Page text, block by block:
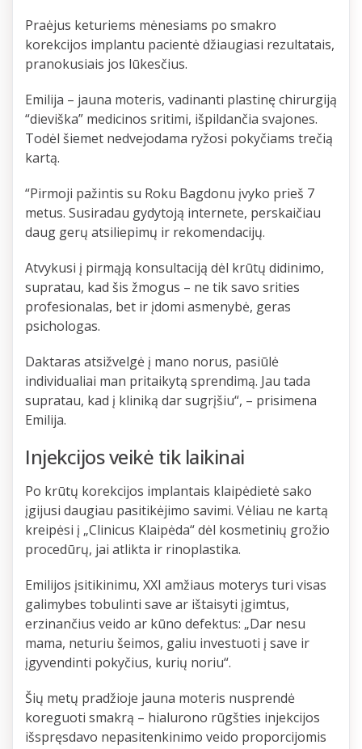
Praėjus keturiems mėnesiams po smakro
korekcijos implantu pacientė džiaugiasi rezultatais,
pranokusiais jos lūkesčius.
Emilija – jauna moteris, vadinanti plastinę chirurgiją
“dieviška” medicinos sritimi, išpildančia svajones.
Todėl šiemet nedvejodama ryžosi pokyčiams trečią
kartą.
“Pirmoji pažintis su Roku Bagdonu įvyko prieš 7
metus. Susiradau gydytoją internete, perskaičiau
daug gerų atsiliepimų ir rekomendacijų.
Atvykusi į pirmąją konsultaciją dėl krūtų didinimo,
supratau, kad šis žmogus – ne tik savo srities
profesionalas, bet ir įdomi asmenybė, geras
psichologas.
Daktaras atsižvelgė į mano norus, pasiūlė
individualiai man pritaikytą sprendimą. Jau tada
supratau, kad į kliniką dar sugrįšiu“, – prisimena
Emilija.
Injekcijos veikė tik laikinai
Po krūtų korekcijos implantais klaipėdietė sako
įgijusi daugiau pasitikėjimo savimi. Vėliau ne kartą
kreipėsi į „Clinicus Klaipėda“ dėl kosmetinių grožio
procedūrų, jai atlikta ir rinoplastika.
Emilijos įsitikinimu, XXI amžiaus moterys turi visas
galimybes tobulinti save ar ištaisyti įgimtus,
erzinančius veido ar kūno defektus: „Dar nesu
mama, neturiu šeimos, galiu investuoti į save ir
įgyvendinti pokyčius, kurių noriu“.
Šių metų pradžioje jauna moteris nusprendė
koreguoti smakrą – hialurono rūgšties injekcijos
išspręsdavo nepasitenkinimo veido proporcijomis